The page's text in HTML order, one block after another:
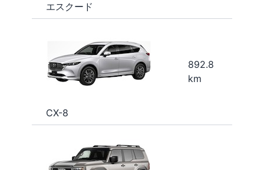
エスクード
CX-8
892.8
km